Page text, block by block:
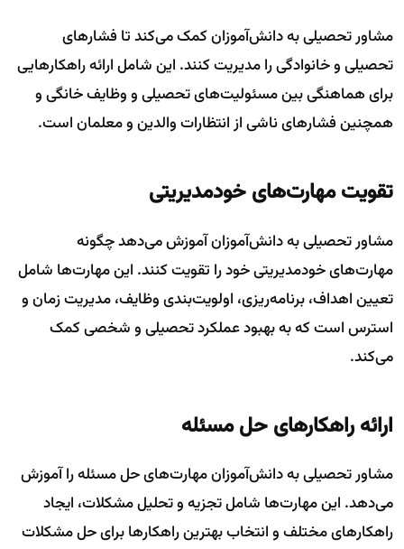
مشاور تحصیلی به دانش‌آموزان کمک می‌کند تا فشارهای
تحصیلی و خانوادگی را مدیریت کنند. این شامل ارائه راهکارهایی
برای هماهنگی بین مسئولیت‌های تحصیلی و وظایف خانگی و
همچنین فشارهای ناشی از انتظارات والدین و معلمان است.
تقویت مهارت‌های خودمدیریتی
مشاور تحصیلی به دانش‌آموزان آموزش می‌دهد چگونه
مهارت‌های خودمدیریتی خود را تقویت کنند. این مهارت‌ها شامل
تعیین اهداف، برنامه‌ریزی، اولویت‌بندی وظایف، مدیریت زمان و
استرس است که به بهبود عملکرد تحصیلی و شخصی کمک
می‌کند.
ارائه راهکارهای حل مسئله
مشاور تحصیلی به دانش‌آموزان مهارت‌های حل مسئله را آموزش
می‌دهد. این مهارت‌ها شامل تجزیه و تحلیل مشکلات، ایجاد
راهکارهای مختلف و انتخاب بهترین راهکارها برای حل مشکلات